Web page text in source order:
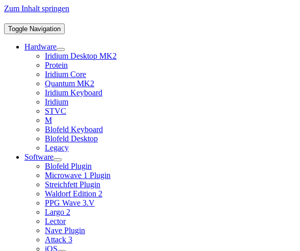
Zum Inhalt springen
Toggle Navigation
Hardware
Iridium Desktop MK2
Protein
Iridium Core
Quantum MK2
Iridium Keyboard
Iridium
STVC
M
Blofeld Keyboard
Blofeld Desktop
Legacy
Software
Blofeld Plugin
Microwave 1 Plugin
Streichfett Plugin
Waldorf Edition 2
PPG Wave 3.V
Largo 2
Lector
Nave Plugin
Attack 3
iOS